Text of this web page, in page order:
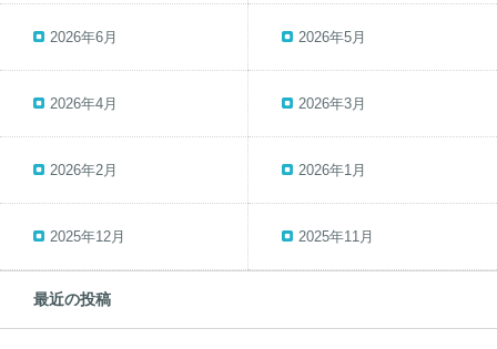
2026年6月 2026年5月
2026年4月 2026年3月
2026年2月 2026年1月
2025年12月 2025年11月
最近の投稿